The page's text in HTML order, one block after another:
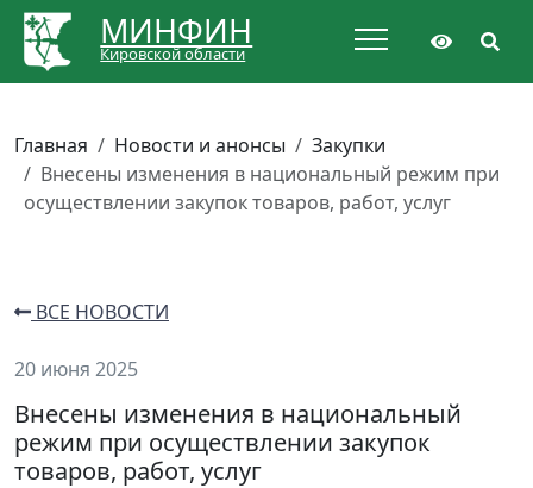
МИНФИН
Кировской области
Главная Новости и анонсы
Закупки
Внесены изменения в национальный режим при
осуществлении закупок товаров, работ, услуг
ВСЕ НОВОСТИ
20 июня 2025
Внесены изменения в национальный
режим при осуществлении закупок
товаров, работ, услуг